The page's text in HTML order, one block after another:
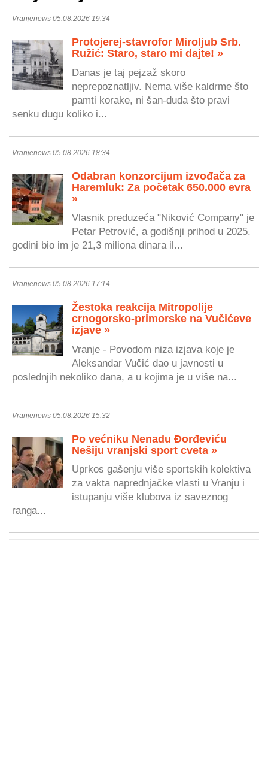
Vranjenews 05.08.2026 19:34
Protojerej-stavrofor Miroljub Srb.
Ružić: Staro, staro mi dajte! »
Danas je taj pejzaž skoro
neprepoznatljiv. Nema više kaldrme što
pamti korake, ni šan-duda što pravi
senku dugu koliko i...
Vranjenews 05.08.2026 18:34
Odabran konzorcijum izvođača za
Haremluk: Za početak 650.000 evra
»
Vlasnik preduzeća "Niković Company" je
Petar Petrović, a godišnji prihod u 2025.
godini bio im je 21,3 miliona dinara il...
Vranjenews 05.08.2026 17:14
Žestoka reakcija Mitropolije
crnogorsko-primorske na Vučićeve
izjave »
Vranje - Povodom niza izjava koje je
Aleksandar Vučić dao u javnosti u
poslednjih nekoliko dana, a u kojima je u više na...
Vranjenews 05.08.2026 15:32
Po većniku Nenadu Đorđeviću
Nešiju vranjski sport cveta »
Uprkos gašenju više sportskih kolektiva
za vakta naprednjačke vlasti u Vranju i
istupanju više klubova iz saveznog
ranga...